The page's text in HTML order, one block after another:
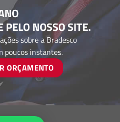
NOSSO SITE.
sobre a Bradesco
poucos instantes.
ORÇAMENTO